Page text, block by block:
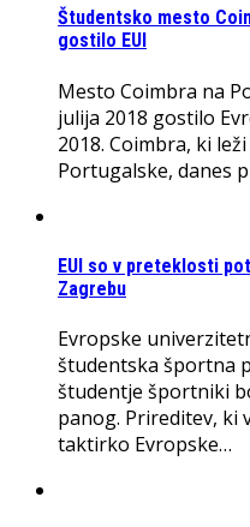
Študentsko mesto
gostilo EUI
Mesto Coimbra na
julija 2018 gostilo
2018. Coimbra, ki
Portugalske, danes
EUI so v preteklosti
Zagrebu
Evropske
študentska športna
študentje športniki
panog. Prireditev, ki
taktirko Evropske…